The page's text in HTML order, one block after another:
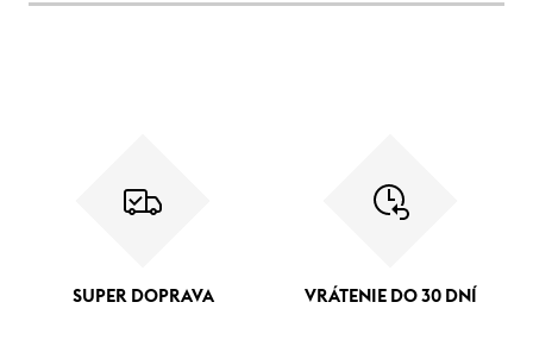
SUPER DOPRAVA VRÁTENIE DO 30 DNÍ